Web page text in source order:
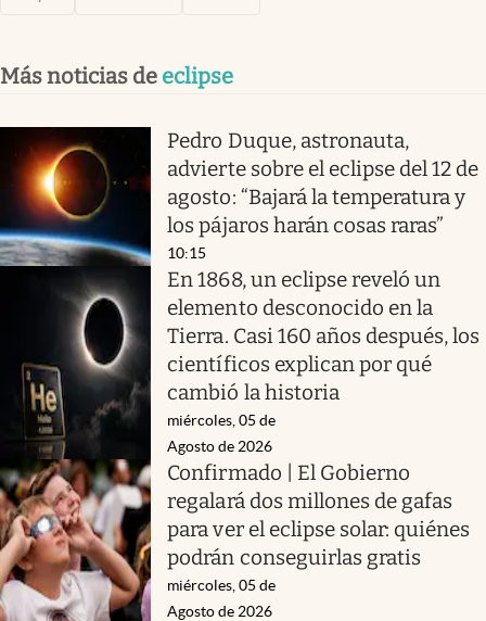
Más noticias de eclipse
Pedro Duque, astronauta,
advierte sobre el eclipse del 12 de
agosto: “Bajará la temperatura y
los pájaros harán cosas raras”
10:15
En 1868, un eclipse reveló un
elemento desconocido en la
Tierra. Casi 160 años después, los
científicos explican por qué
cambió la historia
miércoles, 05 de
Agosto de 2026
Confirmado | El Gobierno
regalará dos millones de gafas
para ver el eclipse solar: quiénes
podrán conseguirlas gratis
miércoles, 05 de
Agosto de 2026